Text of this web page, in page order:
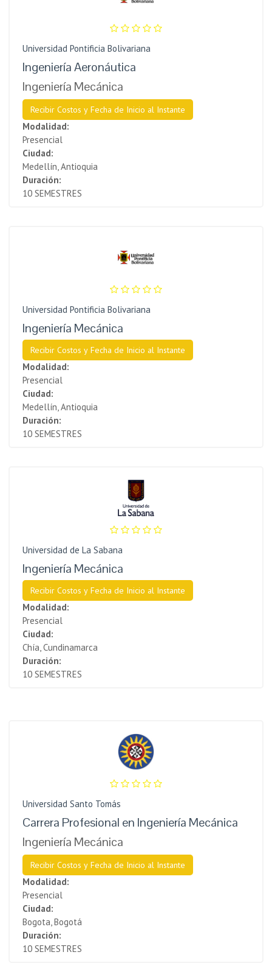
Universidad Pontificia Bolivariana
Ingeniería Aeronáutica
Ingeniería Mecánica
Recibir Costos y Fecha de Inicio al Instante
Modalidad:
Presencial
Ciudad:
Medellín, Antioquia
Duración:
10 SEMESTRES
Universidad Pontificia Bolivariana
Ingeniería Mecánica
Recibir Costos y Fecha de Inicio al Instante
Modalidad:
Presencial
Ciudad:
Medellín, Antioquia
Duración:
10 SEMESTRES
Universidad de La Sabana
Ingeniería Mecánica
Recibir Costos y Fecha de Inicio al Instante
Modalidad:
Presencial
Ciudad:
Chía, Cundinamarca
Duración:
10 SEMESTRES
Universidad Santo Tomás
Carrera Profesional en Ingeniería Mecánica
Ingeniería Mecánica
Recibir Costos y Fecha de Inicio al Instante
Modalidad:
Presencial
Ciudad:
Bogota, Bogotá
Duración:
10 SEMESTRES